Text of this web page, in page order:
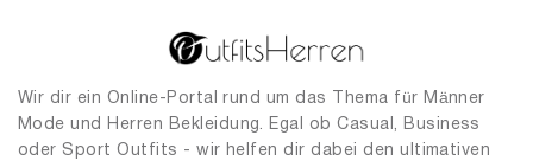
Wir dir ein Online-Portal rund um das Thema für Männer
Mode und Herren Bekleidung. Egal ob Casual, Business
oder Sport Outfits - wir helfen dir dabei den ultimativen